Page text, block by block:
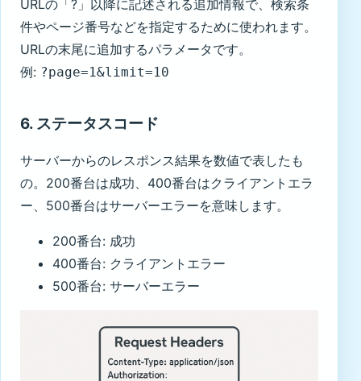
URLの「?」以降に記述される追加情報で、検索条
件やページ番号などを指定するために使われます。
URLの末尾に追加するパラメータです。
例: ?page=1&limit=10
6. ステータスコード
サーバーからのレスポンス結果を数値で表したも
の。200番台は成功、400番台はクライアントエラ
ー、500番台はサーバーエラーを意味します。
200番台: 成功
400番台: クライアントエラー
500番台: サーバーエラー